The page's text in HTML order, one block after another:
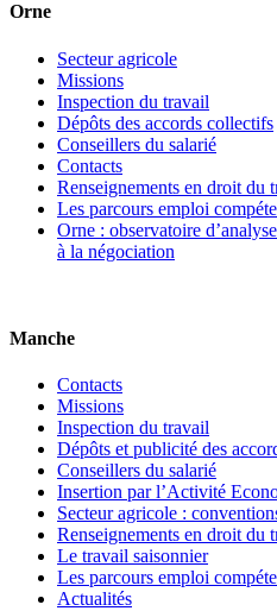
Orne
Secteur agricole
Missions
Inspection du travail
Dépôts des accords collectifs
Conseillers du salarié
Contacts
Renseignements en droit du
Les parcours emploi
Orne : observatoire
à la négociation
Manche
Contacts
Missions
Inspection du travail
Dépôts et publicité des
Conseillers du salarié
Insertion par l’Activité
Secteur agricole :
Renseignements en droit du
Le travail saisonnier
Les parcours emploi
Actualités